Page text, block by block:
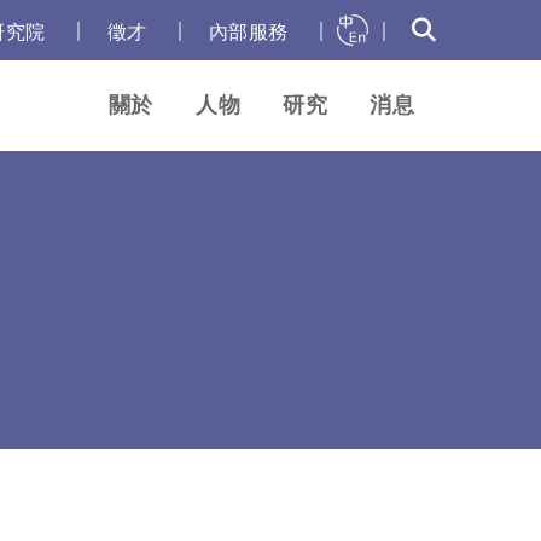
究院 徵才 內部服務
關於 人物 研究 消息